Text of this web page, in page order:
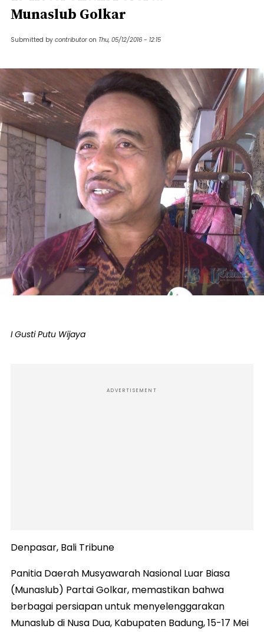
Munaslub Golkar
Submitted by contributor on Thu, 05/12/2016 - 12:15
I Gusti Putu Wijaya
ADVERTISEMENT
Denpasar, Bali Tribune
Panitia Daerah Musyawarah Nasional Luar Biasa
(Munaslub) Partai Golkar, memastikan bahwa
berbagai persiapan untuk menyelenggarakan
Munaslub di Nusa Dua, Kabupaten Badung, 15-17 Mei